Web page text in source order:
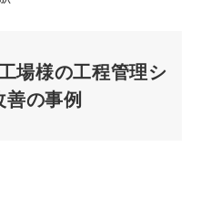
場様の工程管理シ
善の事例